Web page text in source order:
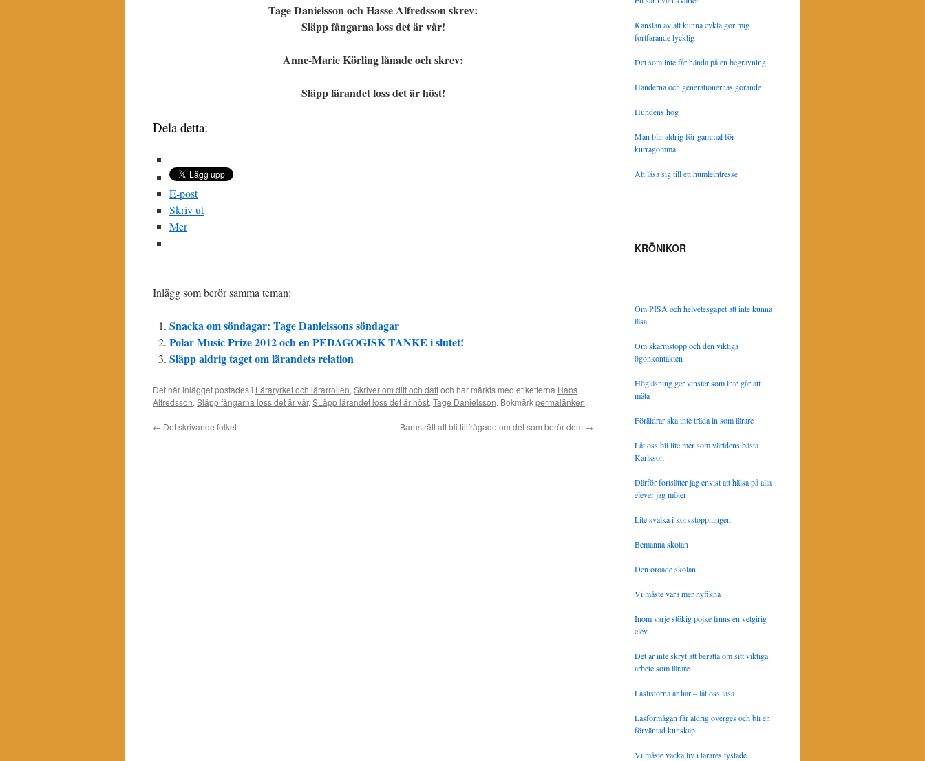
Tage Danielsson och Hasse Alfredsson skrev:
Släpp fångarna loss det är vår!
Anne-Marie Körling lånade och skrev:
Släpp lärandet loss det är höst!
Dela detta:
E-post
Skriv ut
Mer
Inlägg som berör samma teman:
Snacka om söndagar: Tage Danielssons söndagar
Polar Music Prize 2012 och en PEDAGOGISK TANKE i slutet!
Släpp aldrig taget om lärandets relation
Det här inlägget postades i Läraryrket och lärarrollen, Skriver om ditt och dattoch har märkts med etiketterna Hans
Alfredsson, Släpp fångarna loss det är vår, SLäpp lärandet loss det är höst, Tage Danielsson. Bokmärkpermalänken.
← Det skrivande folket Barns rätt att bli tillfrågade om det som berör dem →
Känslan av att kunna cykla gör mig
fortfarande lycklig
Det som inte får hända på en begravning
Händerna och generationernas görande
Hundens hög
Man blir aldrig för gammal för
kurragömma
Att läsa sig till ett humleintresse
KRÖNIKOR
Om PISA och helvetesgapet att inte kunna
läsa
Om skärmstopp och den viktiga
ögonkontakten
Högläsning ger vinster som inte går att
mäta
Föräldrar ska inte träda in som lärare
Låt oss bli lite mer som världens bästa
Karlsson
Därför fortsätter jag envist att hälsa på alla
elever jag möter
Lite svalka i korvstoppningen
Bemanna skolan
Den oroade skolan
Vi måste vara mer nyfikna
Inom varje stökig pojke finns en vetgirig
elev
Det är inte skryt att berätta om sitt viktiga
arbete som lärare
Läslistorna är här – låt oss läsa
Läsförmågan får aldrig överges och bli en
förväntad kunskap
Vi måste väcka liv i lärares tystade